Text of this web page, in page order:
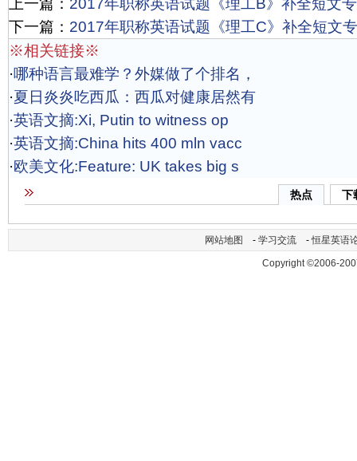
上一篇： 2017年职称英语试题《理工B》补全短文
下一篇： 2017年职称英语试题《理工C》补全短文
※相关链接※
·哪种语言最难学？外媒做了个排名，
·夏日炎炎吃西瓜：西瓜对健康居然有
·英语文摘:Xi, Putin to witness op
·英语文摘:China hits 400 mln vacc
·欧美文化:Feature: UK takes big s
热点 下
网站地图 - 学习交流 -恒星英语
Copyright ©2006-